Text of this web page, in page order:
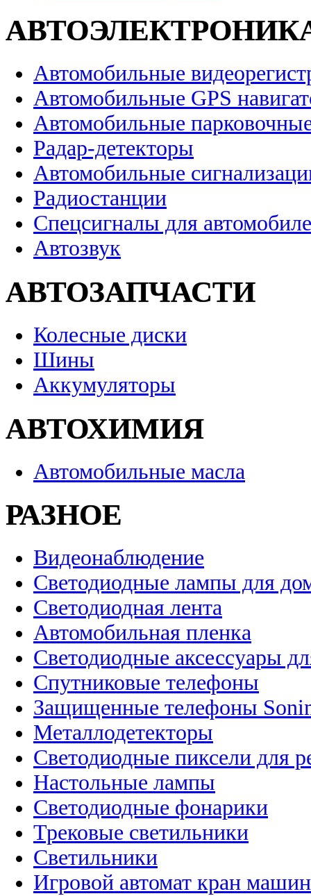
Автомобильные
Автомобильные GPS
Автомобильные
Радар-детекторы
Автомобильные
Радиостанции
Спецсигналы для
Автозвук
АВТОЗАПЧАСТИ
Колесные диски
Шины
Аккумуляторы
АВТОХИМИЯ
Автомобильные масла
РАЗНОЕ
Видеонаблюдение
Светодиодные лампы для
Светодиодная лента
Автомобильная пленка
Светодиодные аксессуары
Спутниковые телефоны
Защищенные телефоны
Металлодетекторы
Светодиодные пиксели для
Настольные лампы
Светодиодные фонарики
Трековые светильники
Светильники
Игровой автомат кран